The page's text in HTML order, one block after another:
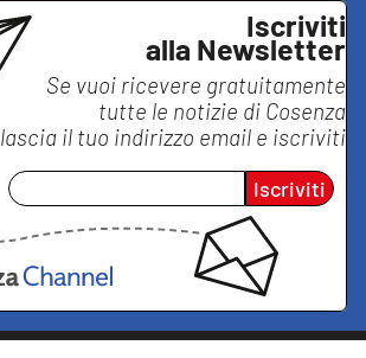
Iscriviti
alla Newsletter
Se vuoi ricevere gratuitamente
tutte le notizie di Cosenza
lascia il tuo indirizzo email e iscriviti
Iscriviti